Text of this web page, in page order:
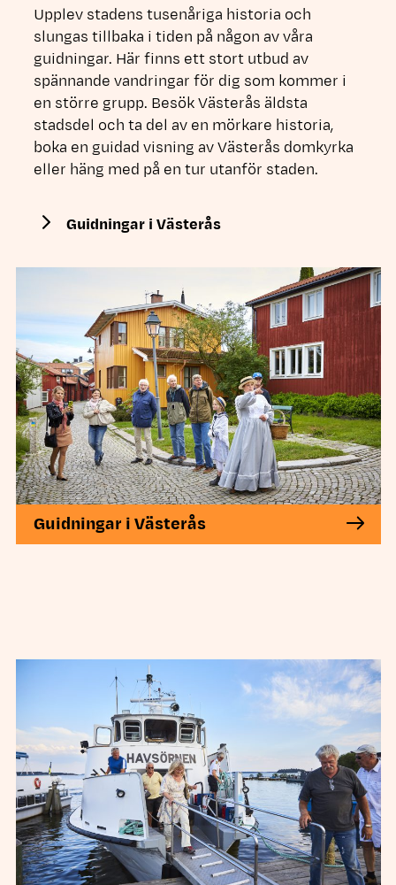
Upplev stadens tusenåriga historia och
slungas tillbaka i tiden på någon av våra
guidningar. Här finns ett stort utbud av
spännande vandringar för dig som kommer i
en större grupp. Besök Västerås äldsta
stadsdel och ta del av en mörkare historia,
boka en guidad visning av Västerås domkyrka
eller häng med på en tur utanför staden.
Guidningar i Västerås
Guidningar i Västerås